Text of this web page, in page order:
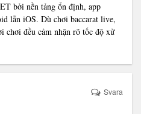
bởi nền tảng ổn định, app
lẫn iOS. Dù chơi baccarat live,
chơi đều cảm nhận rõ tốc độ xử
Svara